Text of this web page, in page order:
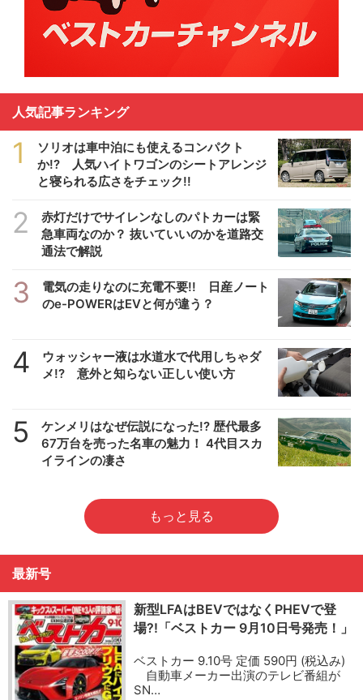
人気記事ランキング
1
ソリオは車中泊にも使えるコンパクト
か!? 人気ハイトワゴンのシートアレンジ
と寝られる広さをチェック!!
2
赤灯だけでサイレンなしのパトカーは緊
急車両なのか？ 抜いていいのかを道路交
通法で解説
3
電気の走りなのに充電不要!! 日産ノート
のe-POWERはEVと何が違う？
4
ウォッシャー液は水道水で代用しちゃダ
メ!? 意外と知らない正しい使い方
5
ケンメリはなぜ伝説になった!? 歴代最多
67万台を売った名車の魅力！ 4代目スカ
イラインの凄さ
もっと見る
最新号
新型LFAはBEVではなくPHEVで登
場?!「ベストカー 9月10日号発売！」
ベストカー 9.10号 定価 590円 (税込み)
自動車メーカー出演のテレビ番組が
SN…